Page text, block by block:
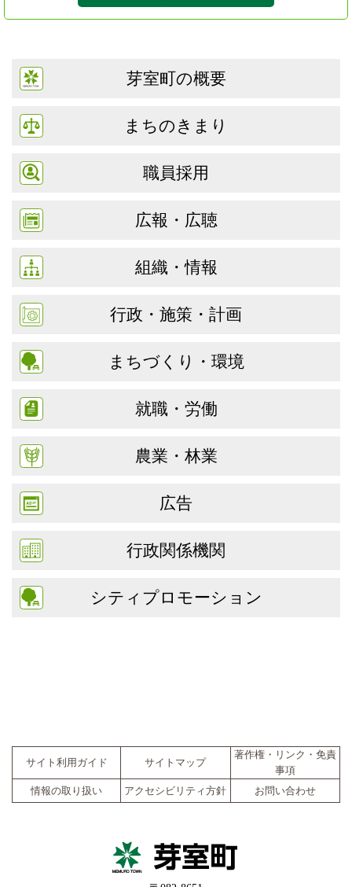
芽室町の概要
まちのきまり
職員採用
広報・広聴
組織・情報
行政・施策・計画
まちづくり・環境
就職・労働
農業・林業
広告
行政関係機関
シティプロモーション
サイト利用ガイド サイトマップ
著作権・リンク・免責
事項
情報の取り扱い
アクセシビリティ方針 お問い合わせ